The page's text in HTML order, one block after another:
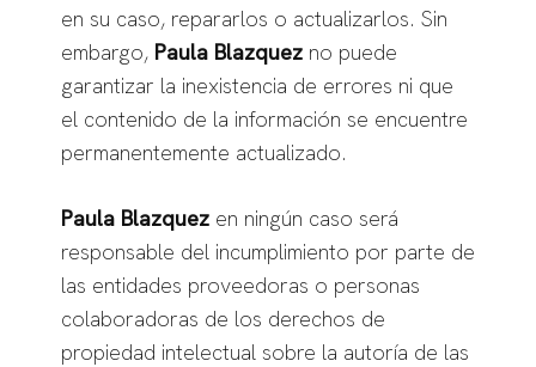
en su caso, repararlos o actualizarlos. Sin
embargo, Paula Blazquezno puede
garantizar la inexistencia de errores ni que
el contenido de la información se encuentre
permanentemente actualizado.
Paula Blazquezen ningún caso será
responsable del incumplimiento por parte de
las entidades proveedoras o personas
colaboradoras de los derechos de
propiedad intelectual sobre la autoría de las